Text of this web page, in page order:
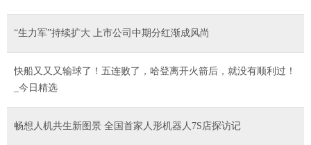
“生力军”持续扩大 上市公司中期分红渐成风尚
快船又又又输球了！五连败了，哈登离开火箭后，就没有顺利过！
_今日精选
畅想人机共生新图景 全国首家人形机器人7S店探访记